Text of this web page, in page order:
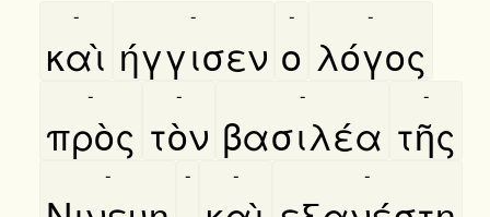
καὶ
-
ήγγισεν
-
ο
-
λόγος
-
πρὸς
-
τὸν
-
βασιλέα
-
τῆς
-
- - - -